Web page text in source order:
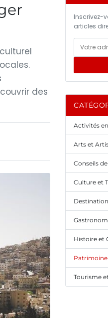
des
Inscrivez-
articles
Activités
Arts et
Conseils
Culture et
Histoire et
Patrimoine
Tourisme